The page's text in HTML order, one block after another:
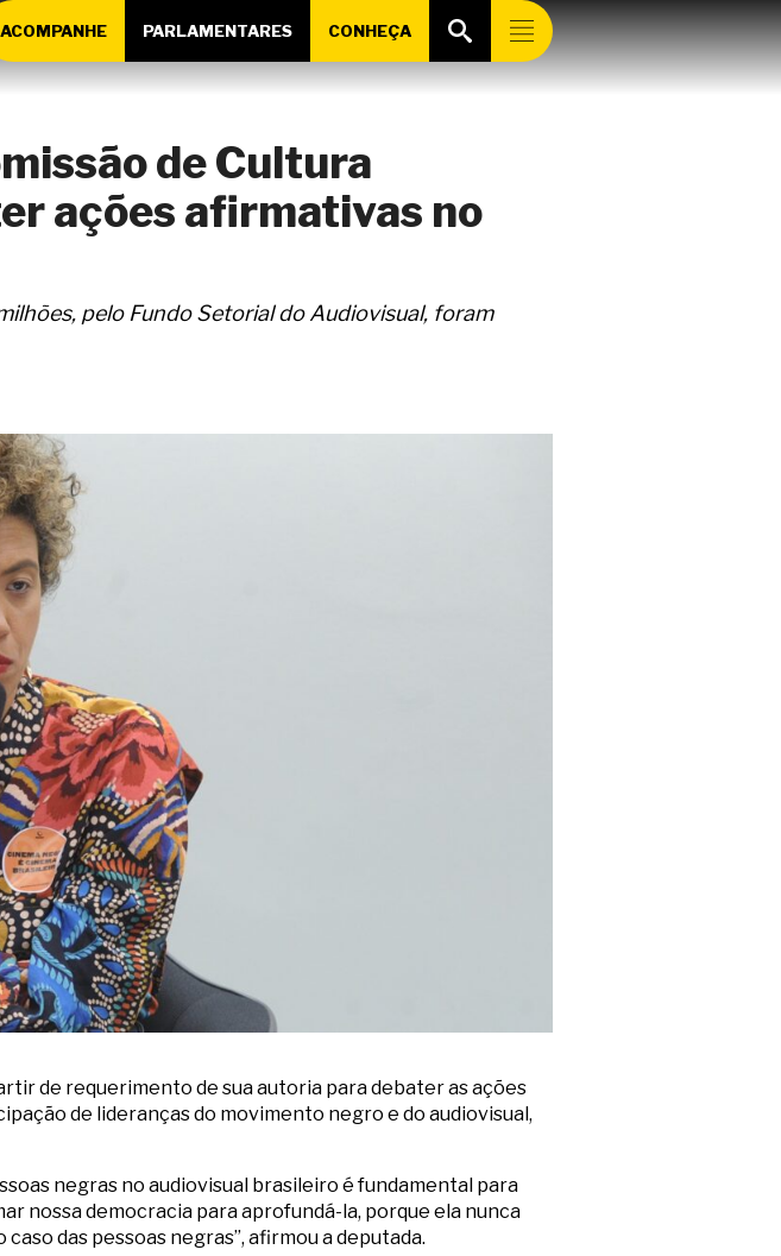
ACOMPANHE PARLAMENTARES CONHEÇA
de Cultura
ações afirmativas no
pelo Fundo Setorial do Audiovisual, foram
de requerimento de sua autoria para debater as ações
de lideranças do movimento negro e do audiovisual,
negras no audiovisual brasileiro é fundamental para
nossa democracia para aprofundá-la, porque ela nunca
das pessoas negras”, afirmou a deputada.